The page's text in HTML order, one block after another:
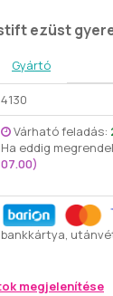
ezüst
Gyártó
4130
Várható feladás:
Ha eddig
07.00)
bankkártya,
megjelenítése